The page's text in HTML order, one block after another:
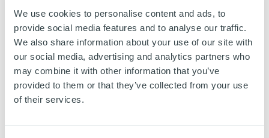
We use cookies to personalise content and ads, to
provide social media features and to analyse our traffic.
We also share information about your use of our site with
our social media, advertising and analytics partners who
may combine it with other information that you’ve
provided to them or that they’ve collected from your use
of their services.
expérimentés.
3.4MDs€ INVESTIS